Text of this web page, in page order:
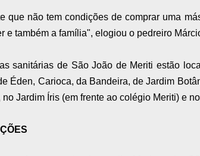
que não tem condições de comprar uma
e também a família", elogiou o pedreiro
sanitárias de São João de Meriti estão
Éden, Carioca, da Bandeira, de Jardim
Jardim Íris (em frente ao colégio Meriti) e